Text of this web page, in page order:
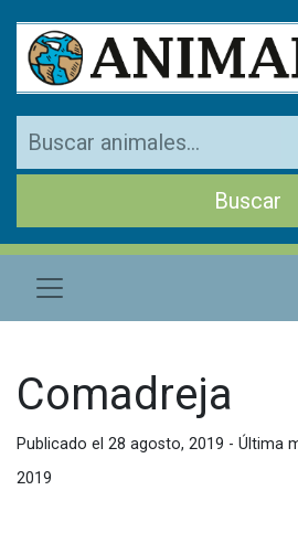
Comadreja
Publicado el 28 agosto, 2019 - Última
2019